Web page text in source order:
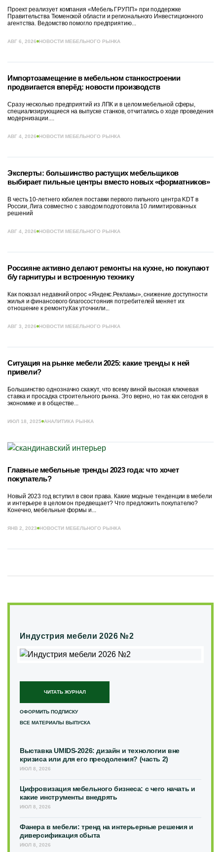
Проект реализует компания «Мебель ГРУПП» при поддержке
Правительства Тюменской области и регионального Инвестиционного
агентства. Ведомство помогло предприятию...
АВГ 6, 2026 НОВОСТИ МЕБЕЛЬНОГО РЫНКА
Импортозамещение в мебельном станкостроении
продвигается вперёд: новости производств
Сразу несколько предприятий из ЛПК и в целом мебельной сферы,
специализирующиеся на выпуске станков, отчитались о ходе проведения
модернизации....
АВГ 4, 2026 НОВОСТИ МЕБЕЛЬНОГО РЫНКА
Эксперты: большинство растущих мебельщиков
выбирает пильные центры вместо новых «форматников»
В честь 10-летнего юбилея поставки первого пильного центра KDT в
России, Лига совместно с заводом подготовила 10 лимитированных
решений
АВГ 4, 2026 НОВОСТИ МЕБЕЛЬНОГО РЫНКА
Россияне активно делают ремонты на кухне, но покупают
б/у гарнитуры и встроенную технику
Как показал недавний опрос «Яндекс.Рекламы», снижение доступности
жилья и финансового благосостояния потребителей меняет их
отношение к ремонту.Как уточнили...
АВГ 3, 2026 НОВОСТИ МЕБЕЛЬНОГО РЫНКА
Ситуация на рынке мебели 2025: какие тренды к ней
привели?
Большинство однозначно скажут, что всему виной высокая ключевая
ставка и просадка строительного рынка. Это верно, но так как сегодня в
экономике и в обществе...
ИЮЛ 18, 2025 АНАЛИТИКА РЫНКА
Главные мебельные тренды 2023 года: что хочет
покупатель?
Новый 2023 год вступил в свои права. Какие модные тенденции в мебели
и интерьере в целом он предвещает? Что предложить покупателю?
Конечно, мебельные формы и...
ЯНВ 2, 2023 НОВОСТИ МЕБЕЛЬНОГО РЫНКА
Индустрия мебели 2026 №2
ЧИТАТЬ ЖУРНАЛ
ОФОРМИТЬ ПОДПИСКУ
ВСЕ МАТЕРИАЛЫ ВЫПУСКА
Выставка UMIDS-2026: дизайн и технологии вне
кризиса или для его преодоления? (часть 2)
ИЮЛ 8, 2026
Цифровизация мебельного бизнеса: с чего начать и
какие инструменты внедрять
ИЮЛ 8, 2026
Фанера в мебели: тренд на интерьерные решения и
диверсификация сбыта
ИЮЛ 8, 2026